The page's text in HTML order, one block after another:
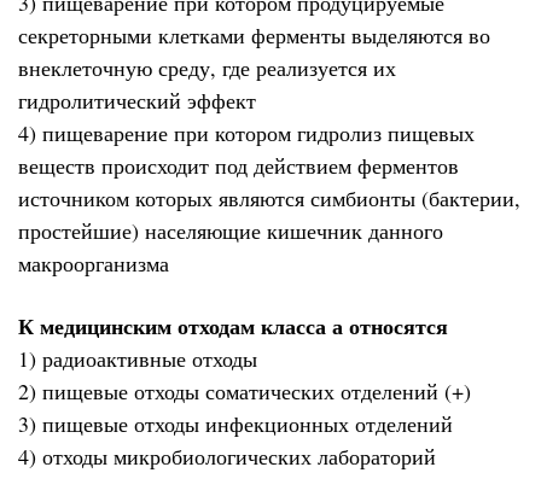
секреторными клетками ферменты выделяются во
внеклеточную среду, где реализуется их
гидролитический эффект
4) пищеварение при котором гидролиз пищевых
веществ происходит под действием ферментов
источником которых являются симбионты (бактерии,
простейшие) населяющие кишечник данного
макроорганизма
К медицинским отходам класса а относятся
1) радиоактивные отходы
2) пищевые отходы соматических отделений (+)
3) пищевые отходы инфекционных отделений
4) отходы микробиологических лабораторий